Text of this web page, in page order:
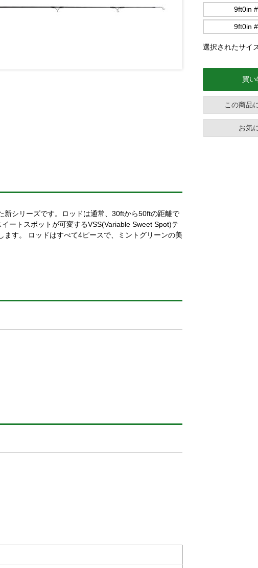
シリーズです。ロッドは通常、30ftから50ftの距離で
ートスポットが可変するVSS(Variable Sweet Spot)テ
す。 ロッドはすべて4ピースで、ミントグリーンの美
9ft0in
9ft0in
選択されたサイ
買
この商品
お気